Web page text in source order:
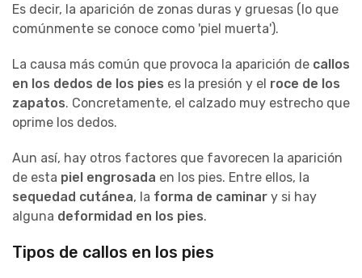
Es decir, la aparición de zonas duras y gruesas (lo que
comúnmente se conoce como 'piel muerta').
La causa más común que provoca la aparición de callos
en los dedos de los pies es la presión y el roce de los
zapatos. Concretamente, el calzado muy estrecho que
oprime los dedos.
Aun así, hay otros factores que favorecen la aparición
de esta piel engrosada en los pies. Entre ellos, la
sequedad cutánea, la forma de caminar y si hay
alguna deformidad en los pies.
Tipos de callos en los pies